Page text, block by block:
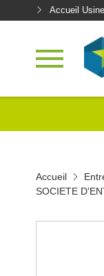
Accueil
Accueil
SOCIETE